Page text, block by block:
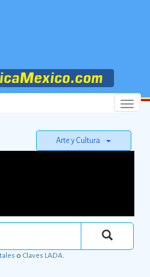
Menu
Arte y Cultura
o Claves LADA